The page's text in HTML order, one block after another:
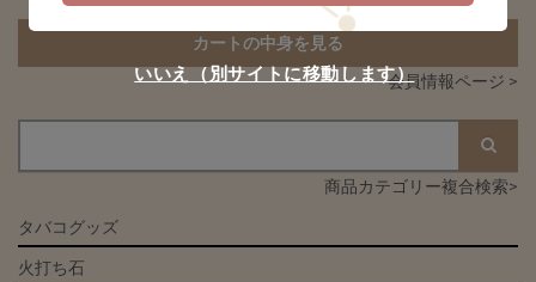
カートの中身を見る
会員情報ページ >
商品カテゴリー複合検索>
タバコグッズ
火打ち石
いいえ（別サイトに移動します）